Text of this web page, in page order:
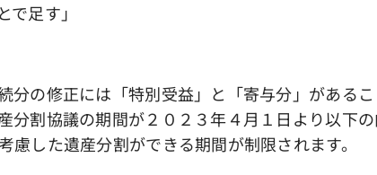
足す」
分の修正には「特別受益」と「寄与分」がある
分割協議の期間が２０２３年４月１日より以下
した遺産分割ができる期間が制限されます。